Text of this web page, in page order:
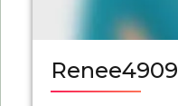
Renee4909